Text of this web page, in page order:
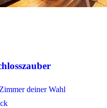
deiner Wahl